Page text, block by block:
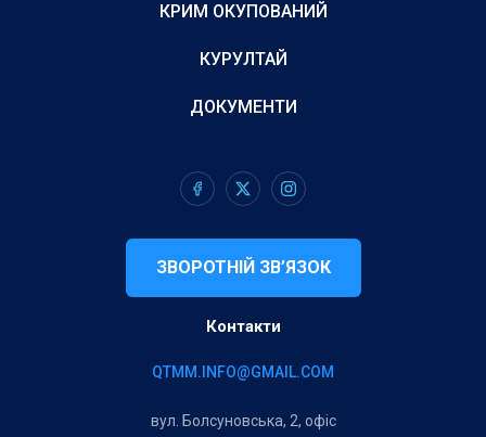
КРИМ ОКУПОВАНИЙ
КУРУЛТАЙ
ДОКУМЕНТИ
ЗВОРОТНІЙ ЗВ’ЯЗОК
Контакти
QTMM.INFO@GMAIL.COM
вул. Болсуновська, 2, офіс